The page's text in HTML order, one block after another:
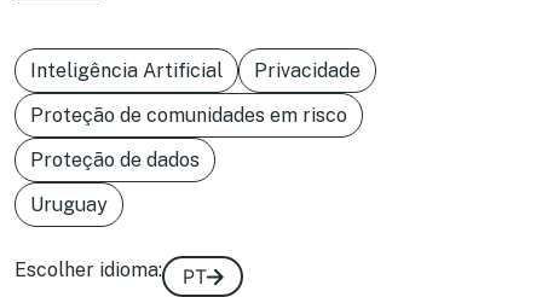
Inteligência Artificial
Privacidade
Proteção de comunidades em risco
Proteção de dados
Uruguay
Escolher idioma: PT